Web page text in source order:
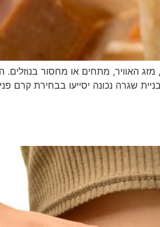
האוויר, מתחים או מחסור
שגרה נכונה יסייעו בבחירת קרם